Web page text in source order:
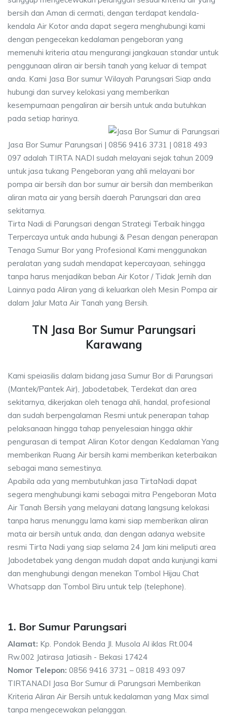
bersih dan Aman di cermati, dengan terdapat kendala-
kendala Air Kotor anda dapat segera menghubungi kami
dengan pengecekan kedalaman pengeboran yang
memenuhi kriteria atau mengurangi jangkauan standar untuk
penggunaan aliran air bersih tanah yang keluar di tempat
anda. Kami Jasa Bor sumur Wilayah Parungsari Siap anda
hubungi dan survey kelokasi yang memberikan
kesempurnaan pengaliran air bersih untuk anda butuhkan
pada setiap harinya.
Jasa Bor Sumur Parungsari | 0856 9416 3731 | 0818 493
097 adalah TIRTA NADI sudah melayani sejak tahun 2009
untuk jasa tukang Pengeboran yang ahli melayani bor
pompa air bersih dan bor sumur air bersih dan memberikan
aliran mata air yang bersih daerah Parungsari dan area
sekitarnya.
Tirta Nadi di Parungsari dengan Strategi Terbaik hingga
Terpercaya untuk anda hubungi & Pesan dengan penerapan
Tenaga Sumur Bor yang Profesional Kami menggunakan
peralatan yang sudah mendapat kepercayaan, sehingga
tanpa harus menjadikan beban Air Kotor / Tidak Jernih dan
Lainnya pada Aliran yang di keluarkan oleh Mesin Pompa air
dalam Jalur Mata Air Tanah yang Bersih.
TN Jasa Bor Sumur Parungsari
Karawang
Kami speiasilis dalam bidang jasa Sumur Bor di Parungsari
(Mantek/Pantek Air), Jabodetabek, Terdekat dan area
sekitarnya, dikerjakan oleh tenaga ahli, handal, profesional
dan sudah berpengalaman Resmi untuk penerapan tahap
pelaksanaan hingga tahap penyelesaian hingga akhir
pengurasan di tempat Aliran Kotor dengan Kedalaman Yang
memberikan Ruang Air bersih kami memberikan keterbaikan
sebagai mana semestinya.
Apabila ada yang membutuhkan jasa TirtaNadi dapat
segera menghubungi kami sebagai mitra Pengeboran Mata
Air Tanah Bersih yang melayani datang langsung kelokasi
tanpa harus menunggu lama kami siap memberikan aliran
mata air bersih untuk anda, dan dengan adanya website
resmi Tirta Nadi yang siap selama 24 Jam kini meliputi area
Jabodetabek yang dengan mudah dapat anda kunjungi kami
dan menghubungi dengan menekan Tombol Hijau Chat
Whatsapp dan Tombol Biru untuk telp (telephone).
1. Bor Sumur Parungsari
Alamat: Kp. Pondok Benda Jl. Musola Al iklas Rt.004
Rw.002 Jatirasa Jatiasih - Bekasi 17424
Nomor Telepon: 0856 9416 3731 – 0818 493 097
TIRTANADI Jasa Bor Sumur di Parungsari Memberikan
Kriteria Aliran Air Bersih untuk kedalaman yang Max simal
tanpa mengecewakan pelanggan.